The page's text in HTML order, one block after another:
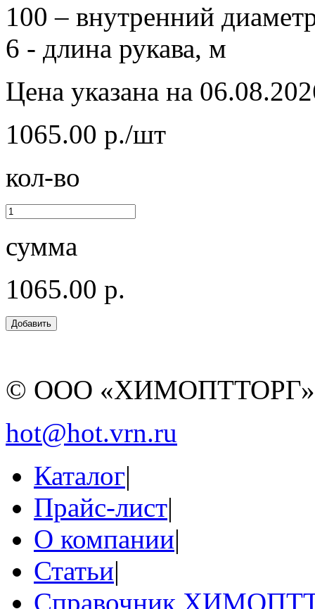
100 – внутренний
6 - длина рукава, м
Цена указана на
1065.00 р./шт
кол-во
сумма
1065.00 р.
© ООО
hot@hot.vrn.ru
Каталог|
Прайс-лист|
О компании|
Статьи|
Справочник